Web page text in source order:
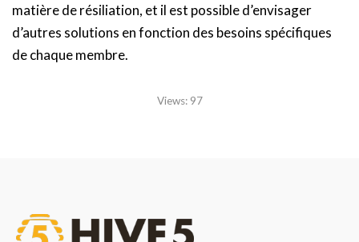
matière de résiliation, et il est possible d’envisager
d’autres solutions en fonction des besoins spécifiques
de chaque membre.
Views: 97